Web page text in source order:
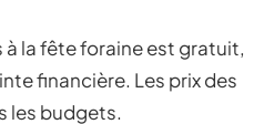
à la fête foraine est gratuit,
financière. Les prix des
les budgets.